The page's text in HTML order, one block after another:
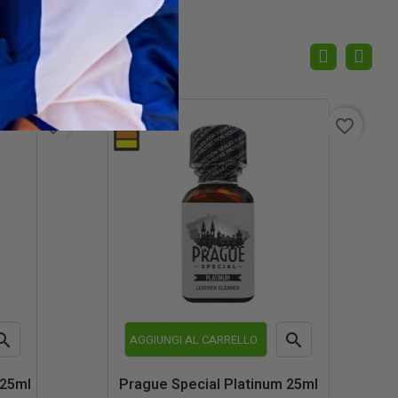
favorite_border
AGGIUNGI AL CARRELLO 
Prague Special Platinum 25ml
favorite_border